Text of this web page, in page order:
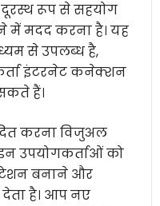
दूरस्थ रूप से सहयोग
में मदद करना है। यह
से उपलब्ध है,
इंटरनेट कनेक्शन
हैं।
करना विजुअल
उपयोगकर्ताओं को
बनाने और
है। आप नए